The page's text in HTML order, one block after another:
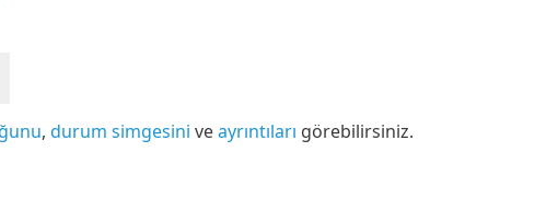
, durum simgesini veayrıntıları görebilirsiniz.